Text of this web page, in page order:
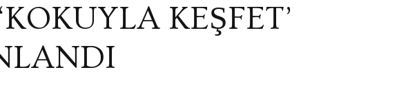
KEŞFET’